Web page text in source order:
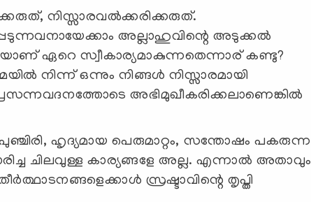
നിസ്സാരവൽക്കരിക്കരുത്.
അല്ലാഹുവിന്റെ അടുക്കൽ
ഏറെ സ്വീകാര്യമാകുന്നതെന്നാര് കണ്ടു?
നിന്ന് ഒന്നും നിങ്ങൾ നിസ്സാരമായി
അഭിമുഖീകരിക്കലാണെങ്കിൽ
ഹൃദ്യമായ പെരുമാറ്റം, സന്തോഷം പകരുന്ന
ചിലവുള്ള കാര്യങ്ങളേ അല്ല. എന്നാൽ അതാവും
സ്രഷ്ടാവിന്റെ തൃപ്തി